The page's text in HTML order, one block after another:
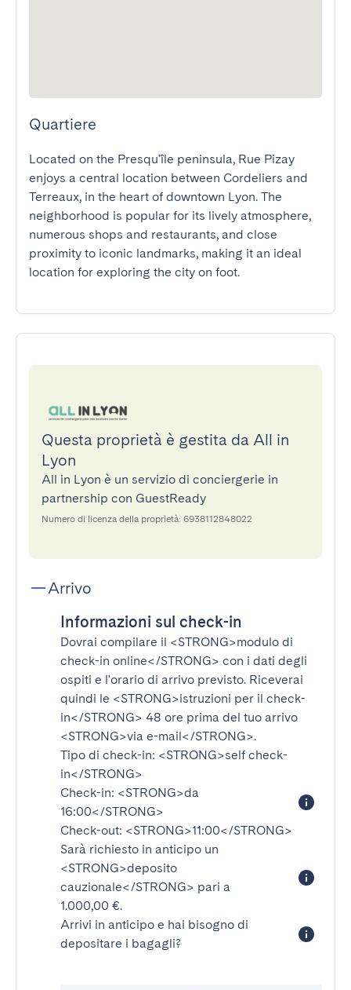
Quartiere
Located on the Presqu'île peninsula, Rue Pizay
enjoys a central location between Cordeliers and
Terreaux, in the heart of downtown Lyon. The
neighborhood is popular for its lively atmosphere,
numerous shops and restaurants, and close
proximity to iconic landmarks, making it an ideal
location for exploring the city on foot.
Questa proprietà è gestita da All in
Lyon
All in Lyon è un servizio di conciergerie in
partnership con GuestReady
Numero di licenza della proprietà: 6938112848022
Arrivo
Informazioni sul check-in
Dovrai compilare il <STRONG>modulo di
check-in online</STRONG> con i dati degli
ospiti e l'orario di arrivo previsto. Riceverai
quindi le <STRONG>istruzioni per il check-
in</STRONG> 48 ore prima del tuo arrivo
<STRONG>via e-mail</STRONG>.
Tipo di check-in: <STRONG>self check-
in</STRONG>
Check-in: <STRONG>da
16:00</STRONG>
Check-out: <STRONG>11:00</STRONG>
Sarà richiesto in anticipo un
<STRONG>deposito
cauzionale</STRONG> pari a
1.000,00 €.
Arrivi in anticipo e hai bisogno di
depositare i bagagli?